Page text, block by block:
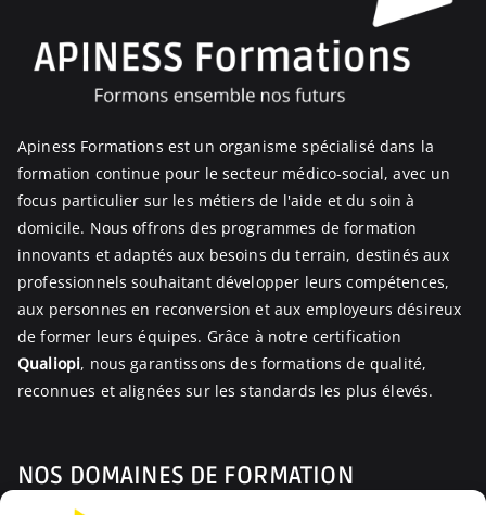
Apiness Formations est un organisme spécialisé dans la
formation continue pour le secteur médico-social, avec un
focus particulier sur les métiers de l'aide et du soin à
domicile. Nous offrons des programmes de formation
innovants et adaptés aux besoins du terrain, destinés aux
professionnels souhaitant développer leurs compétences,
aux personnes en reconversion et aux employeurs désireux
de former leurs équipes. Grâce à notre certification
Qualiopi, nous garantissons des formations de qualité,
reconnues et alignées sur les standards les plus élevés.
NOS DOMAINES DE FORMATION